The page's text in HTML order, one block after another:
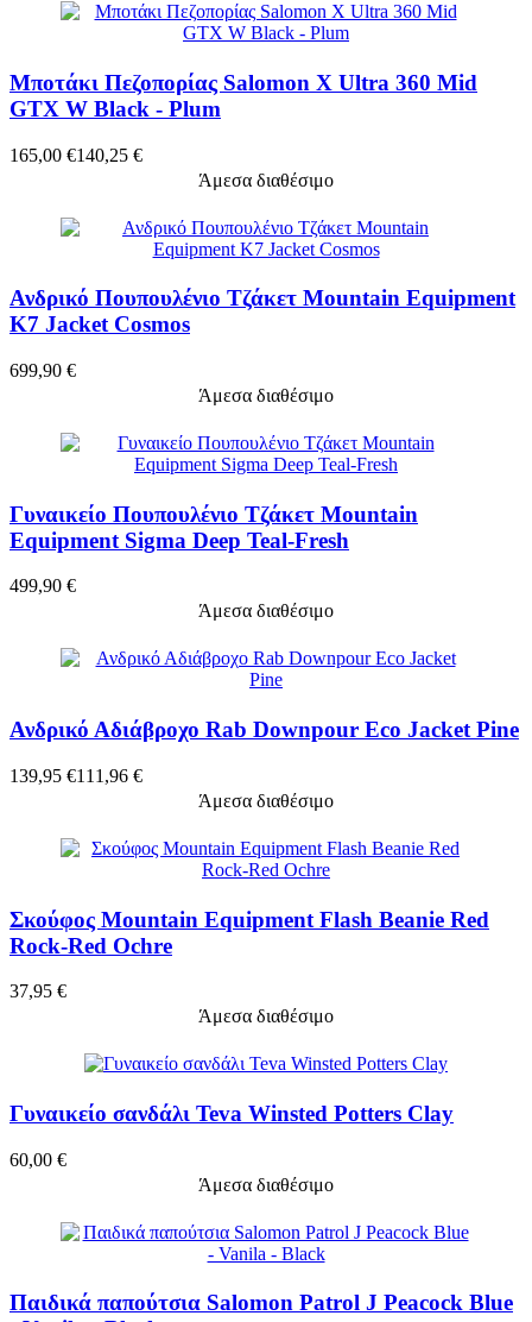
Μποτάκι Πεζοπορίας Salomon X Ultra 360 Mid
GTX W Black - Plum
165,00 €140,25 €
Άμεσα διαθέσιμο
Ανδρικό Πουπουλένιο Τζάκετ Mountain Equipment
K7 Jacket Cosmos
699,90 €
Άμεσα διαθέσιμο
Γυναικείο Πουπουλένιο Τζάκετ Mountain
Equipment Sigma Deep Teal-Fresh
499,90 €
Άμεσα διαθέσιμο
Ανδρικό Αδιάβροχο Rab Downpour Eco Jacket Pine
139,95 €111,96 €
Άμεσα διαθέσιμο
Σκούφος Mountain Equipment Flash Beanie Red
Rock-Red Ochre
37,95 €
Άμεσα διαθέσιμο
Γυναικείο σανδάλι Teva Winsted Potters Clay
60,00 €
Άμεσα διαθέσιμο
Παιδικά παπούτσια Salomon Patrol J Peacock Blue